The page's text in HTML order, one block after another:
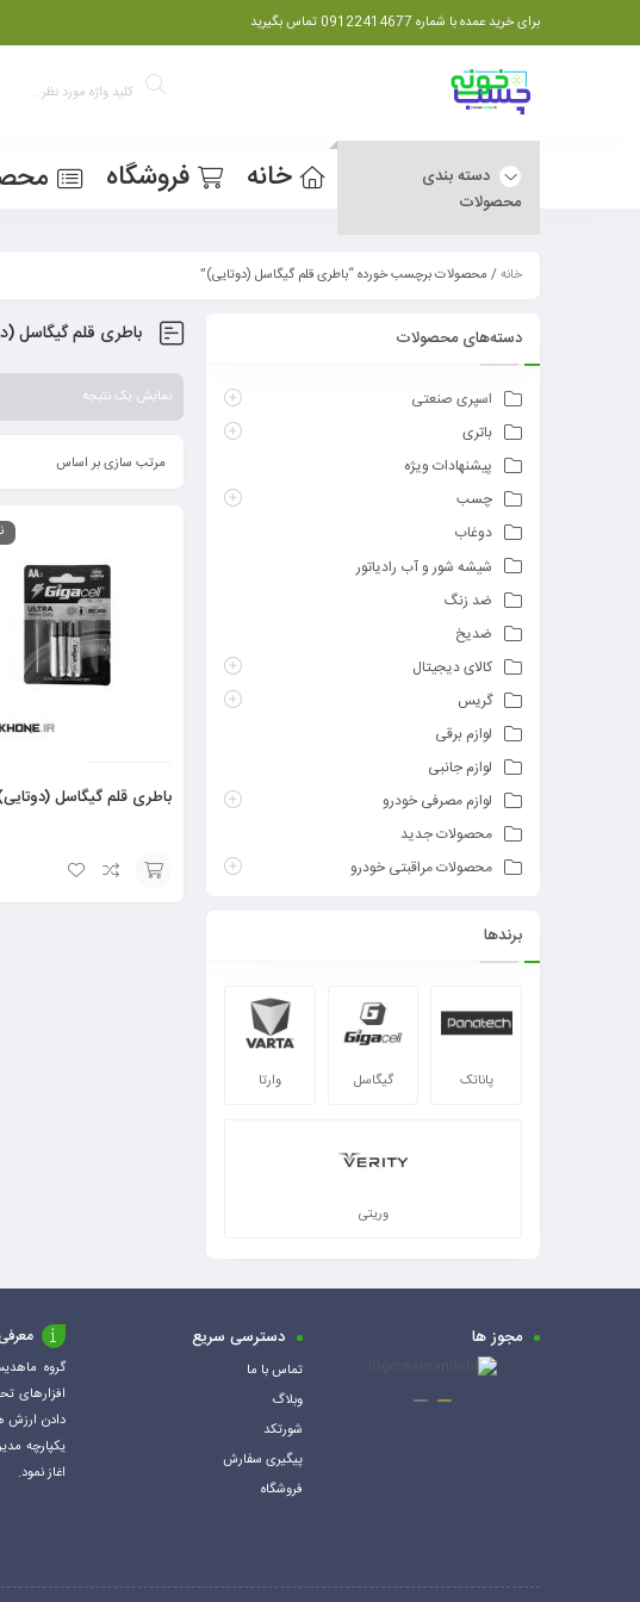
برای خرید عمده با شماره 09122414677 تماس بگیرید
دسته بندی
محصولات
خانه فروشگاه
خانه/ محصولات برچسب خورده “باطری قلم گیگاسل (دوتایی)”
باطری قلم گیگاسل
نمایش یک نتیجه
مرتب سازی بر اساس
باطری قلم گیگاسل
دسته‌های محصولات
اسپری صنعتی
باتری
پیشنهادات ویژه
چسب
دوغاب
شیشه شور و آب رادیاتور
ضد زنگ
ضدیخ
کالای دیجیتال
گریس
لوازم برقی
لوازم جانبی
لوازم مصرفی خودرو
محصولات جدید
محصولات مراقبتی خودرو
برندها
پاناتک گیگاسل وارتا
وریتی
مجوز ها دسترسی سریع
تماس با ما
وبلاگ
شورتکد
پیگیری سفارش
فروشگاه
افزارهای
دادن ارزش
یکپارچه
اغاز نمود.